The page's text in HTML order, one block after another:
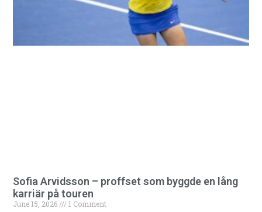
Sofia Arvidsson – proffset som byggde en lång
karriär på touren
June 15, 2026
1 Comment